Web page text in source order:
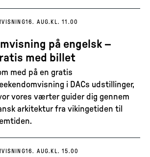
16. AUG. KL. 11.00
på engelsk –
med billet
med på en gratis
i DACs udstillinger,
vores værter guider dig gennem
arkitektur fra vikingetiden til
16. AUG. KL. 15.00